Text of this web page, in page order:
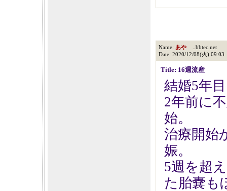
Name: あや..bbtec.net
Date: 2020/12/08(火) 09:03
Title: 16週流産
結婚5年
2年前に
始。
治療開始
娠。
5週を超
た胎嚢も